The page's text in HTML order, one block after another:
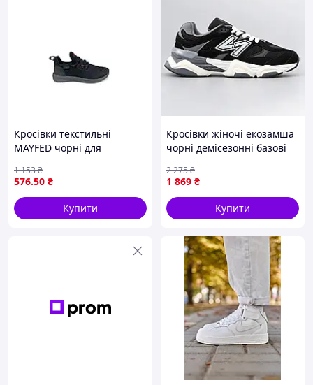
Кросівки текстильні
MAYFED чорні для
вставкою та середньою
повнотою
576.50 ₴
1 153₴
Купити
Кросівки жіночі екозамша
чорні демісезонні базові
1 869 ₴
2 275₴
Купити